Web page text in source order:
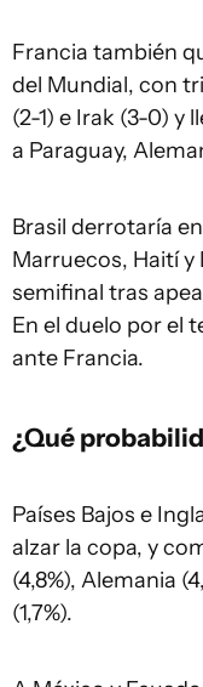
Francia también
del Mundial, con
(2-1) e Irak (3-0) y
a Paraguay,
Brasil derrotaría
Marruecos, Haití y
semifinal tras
En el duelo por el
ante Francia.
¿Qué
Países Bajos e
alzar la copa, y
(4,8%), Alemania
(1,7%).